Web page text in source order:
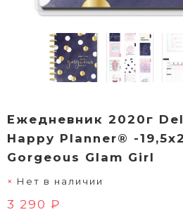
Ежедневник 2020г
Happy Planner® -
Gorgeous Glam Girl
Нет в наличии
3 290 ₽